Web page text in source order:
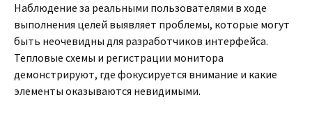
Наблюдение за реальными пользователями в ходе
выполнения целей выявляет проблемы, которые могут
быть неочевидны для разработчиков интерфейса.
Тепловые схемы и регистрации монитора
демонстрируют, где фокусируется внимание и какие
элементы оказываются невидимыми.